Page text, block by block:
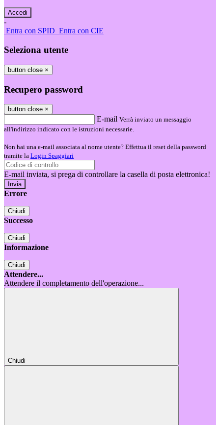
-
Entra con SPID Entra con CIE
Seleziona utente
button close ×
Recupero password
button close ×
E-mail Verrà inviato un messaggio
all'indirizzo indicato con le istruzioni necessarie.
Non hai una e-mail associata al nome utente? Effettua il reset della password
tramite la Login Spaggiari
E-mail inviata, si prega di controllare la casella di posta elettronica!
Errore
Chiudi
Successo
Chiudi
Informazione
Chiudi
Attendere...
Attendere il completamento dell'operazione...
Chiudi